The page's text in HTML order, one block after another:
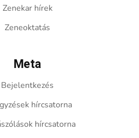
Zenekar hírek
Zeneoktatás
Meta
Bejelentkezés
hírcsatorna
hírcsatorna